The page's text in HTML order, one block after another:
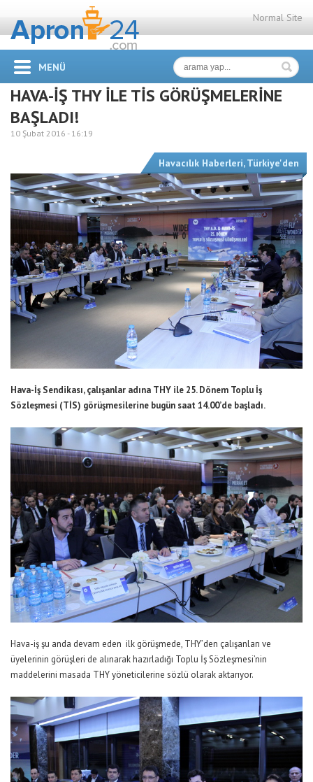
Normal Site
MENÜ
HAVA-İŞ THY İLE TİS GÖRÜŞMELERİNE
BAŞLADI!
10 Şubat 2016 - 16:19
Havacılık Haberleri,Türkiye'den
Hava-İş Sendikası, çalışanlar adına THY ile 25. Dönem Toplu İş
Sözleşmesi (TİS) görüşmesilerine bugün saat 14.00’de başladı.
Hava-iş şu anda devam eden ilk görüşmede, THY’den çalışanları ve
üyelerinin görüşleri de alınarak hazırladığı Toplu İş Sözleşmesi’nin
maddelerini masada THY yöneticilerine sözlü olarak aktarıyor.